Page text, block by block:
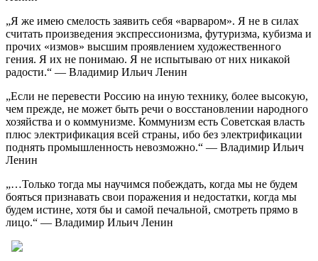
„Я же имею смелость заявить себя «варваром». Я не в силах
считать произведения экспрессионизма, футуризма, кубизма и
прочих «измов» высшим проявлением художественного
гения. Я их не понимаю. Я не испытываю от них никакой
радости.“ — Владимир Ильич Ленин
„Если не перевести Россию на иную технику, более высокую,
чем прежде, не может быть речи о восстановлении народного
хозяйства и о коммунизме. Коммунизм есть Советская власть
плюс электрификация всей страны, ибо без электрификации
поднять промышленность невозможно.“ — Владимир Ильич
Ленин
„…Только тогда мы научимся побеждать, когда мы не будем
бояться признавать свои поражения и недостатки, когда мы
будем истине, хотя бы и самой печальной, смотреть прямо в
лицо.“ — Владимир Ильич Ленин